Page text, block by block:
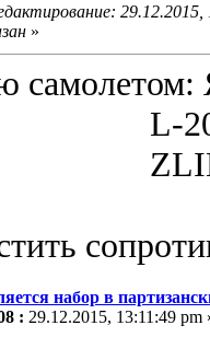
»
526
набор в
: 29.12.2015, 13:11:49 pm